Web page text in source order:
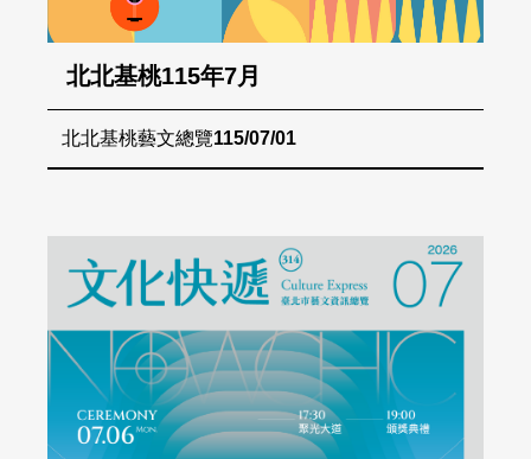
北北基桃115年7月
北北基桃藝文總覽115/07/01